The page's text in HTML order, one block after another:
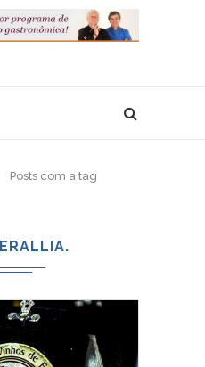
Posts com a tag